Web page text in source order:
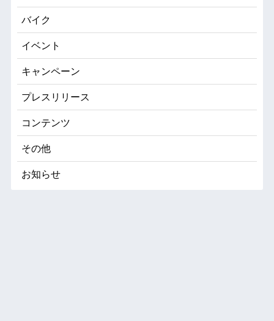
バイク
イベント
キャンペーン
プレスリリース
コンテンツ
その他
お知らせ